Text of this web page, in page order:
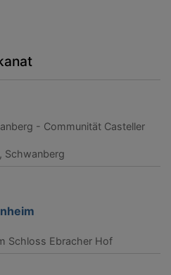
- Communität Casteller
Schwanberg
Schloss Ebracher Hof